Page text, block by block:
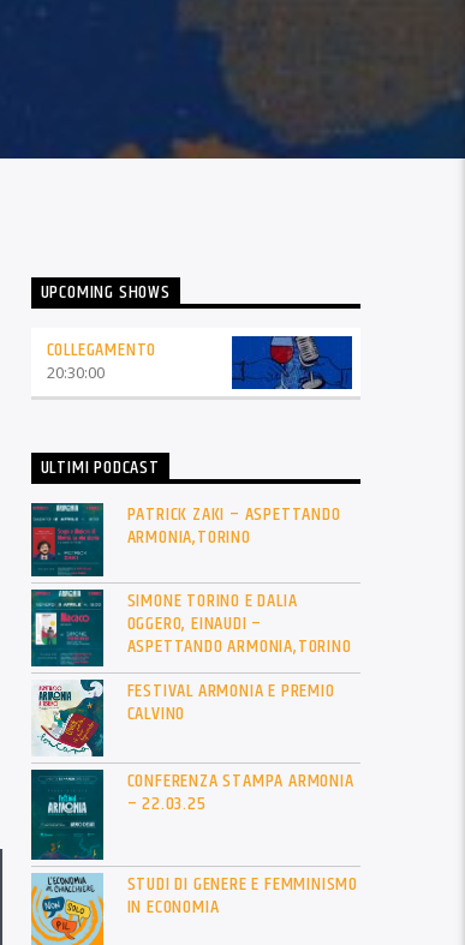
UPCOMING SHOWS
COLLEGAMENTO
20:30:00
ULTIMI PODCAST
PATRICK ZAKI – ASPETTANDO
ARMONIA,TORINO
SIMONE TORINO E DALIA
OGGERO, EINAUDI –
ASPETTANDO ARMONIA,TORINO
FESTIVAL ARMONIA E PREMIO
CALVINO
CONFERENZA STAMPA ARMONIA
– 22.03.25
STUDI DI GENERE E FEMMINISMO
IN ECONOMIA